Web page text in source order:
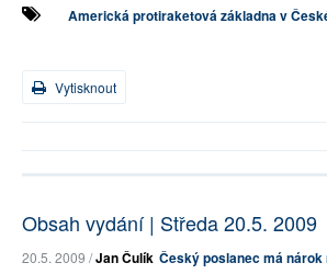
Americká protiraketová základna v
Vytisknout
Obsah vydání | Středa 20.5. 2009
20.5. 2009 /Jan Čulík Český poslanec má